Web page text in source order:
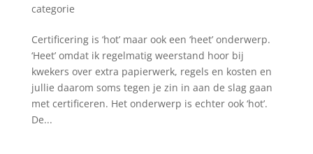
categorie
Certificering is ‘hot’ maar ook een ‘heet’ onderwerp.
‘Heet’ omdat ik regelmatig weerstand hoor bij
kwekers over extra papierwerk, regels en kosten en
jullie daarom soms tegen je zin in aan de slag gaan
met certificeren. Het onderwerp is echter ook ‘hot’.
De...